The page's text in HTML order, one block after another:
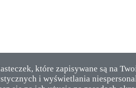
które zapisywane są na
i wyświetlania